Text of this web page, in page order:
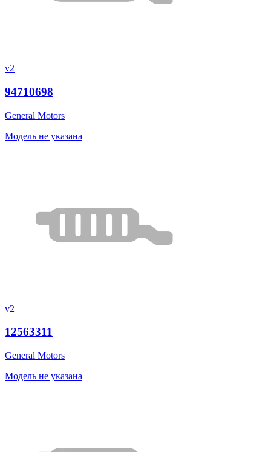
v2
94710698
General Motors
Модель не указана
v2
12563311
General Motors
Модель не указана